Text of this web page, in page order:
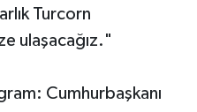
Turcorn
ulaşacağız."
Cumhurbaşkanı